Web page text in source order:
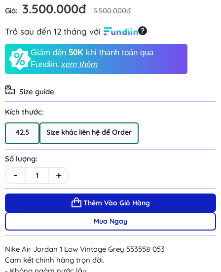
Giá: 3.500.000đ 5.500.000đ
Trả sau đến 12 tháng với
Giảm đến 50K khi thanh toán qua
Fundiin.xem thêm
Size guide
Kích thước:
42.5 Size khác liên hệ để Order
Số lượng:
- +
Thêm Vào Giỏ Hàng
Mua Ngay
Nike Air Jordan 1 Low Vintage Grey 553558 053
Cam kết chính hãng trọn đời.